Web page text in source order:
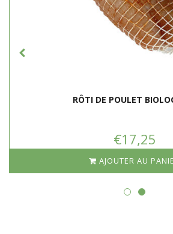
sur toute sa surface à feu vif.
Baissez le feu, ajoutez un quart de
le rôti pendant 1 heure et 45
moitié sur la casserole. Tournez
RÔTI DE POULET
€17,25
AJOUTER AU